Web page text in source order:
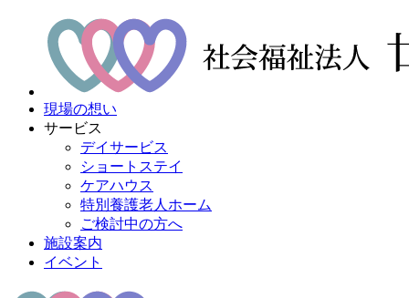
現場の想い
サービス
デイサービス
ショートステイ
ケアハウス
特別養護老人ホーム
ご検討中の方へ
施設案内
イベント